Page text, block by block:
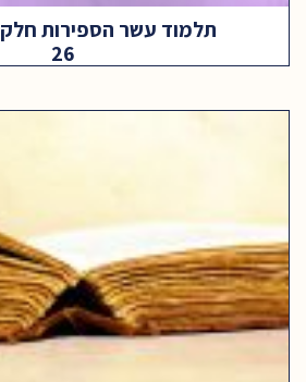
תלמוד עשר הספירות חלק
26